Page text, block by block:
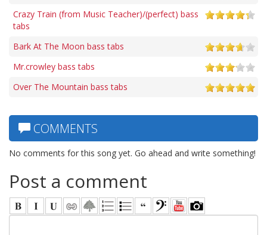
Crazy Train (from Music Teacher)/(perfect) bass
tabs
Bark At The Moon bass tabs
Mr.crowley bass tabs
Over The Mountain bass tabs
COMMENTS
No comments for this song yet. Go ahead and write something!
Post a comment